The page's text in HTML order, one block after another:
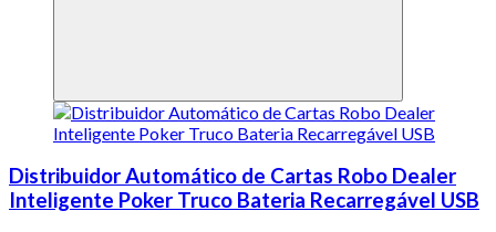
Distribuidor Automático de Cartas Robo Dealer
Inteligente Poker Truco Bateria Recarregável USB